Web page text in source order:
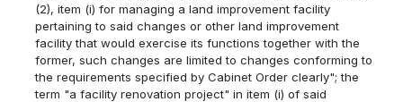
(2), item (i) for managing a land improvement facility
pertaining to said changes or other land improvement
facility that would exercise its functions together with the
former, such changes are limited to changes conforming to
the requirements specified by Cabinet Order clearly"; the
term "a facility renovation project" in item (i) of said